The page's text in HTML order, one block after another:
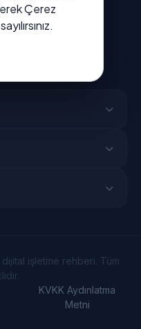
rehberi
işletme rehberi. Tüm
KVKK Aydınlatma
Metni
Çerez